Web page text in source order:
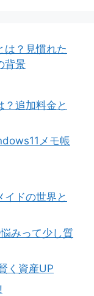
は？見慣れた
背景
？追加料金と
メモ帳
イドの世界と
みって少し質
く資産UP